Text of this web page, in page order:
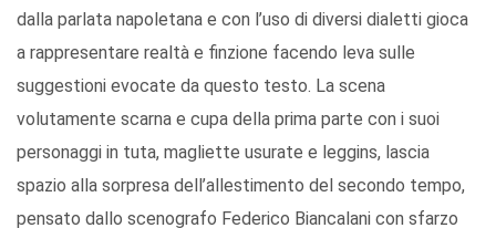
dalla parlata napoletana e con l’uso di diversi dialetti gioca
a rappresentare realtà e finzione facendo leva sulle
suggestioni evocate da questo testo. La scena
volutamente scarna e cupa della prima parte con i suoi
personaggi in tuta, magliette usurate e leggins, lascia
spazio alla sorpresa dell’allestimento del secondo tempo,
pensato dallo scenografo Federico Biancalani con sfarzo